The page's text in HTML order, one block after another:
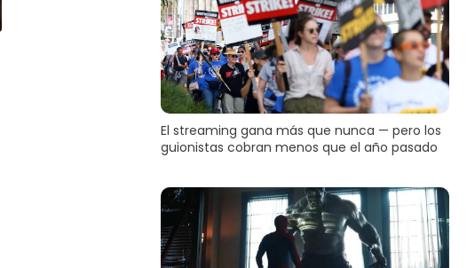
El streaming gana más que nunca — pero los
guionistas cobran menos que el año pasado